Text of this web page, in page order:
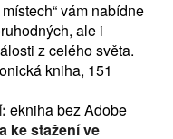
vám nabídne
ale i
z celého světa.
kniha, 151
ekniha bez Adobe
ke stažení ve